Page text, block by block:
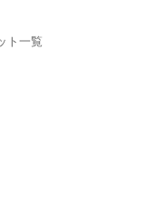
ト一覧